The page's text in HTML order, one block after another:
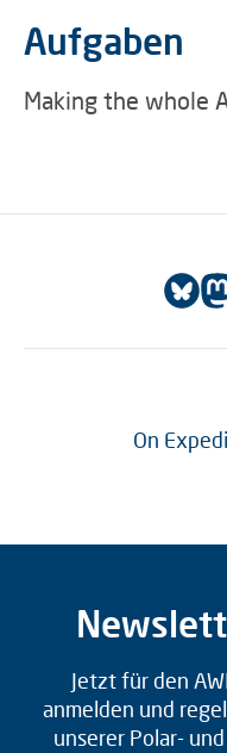
Aufgaben
Making the whole
On
Jetzt für den
anmelden und
unserer Polar-